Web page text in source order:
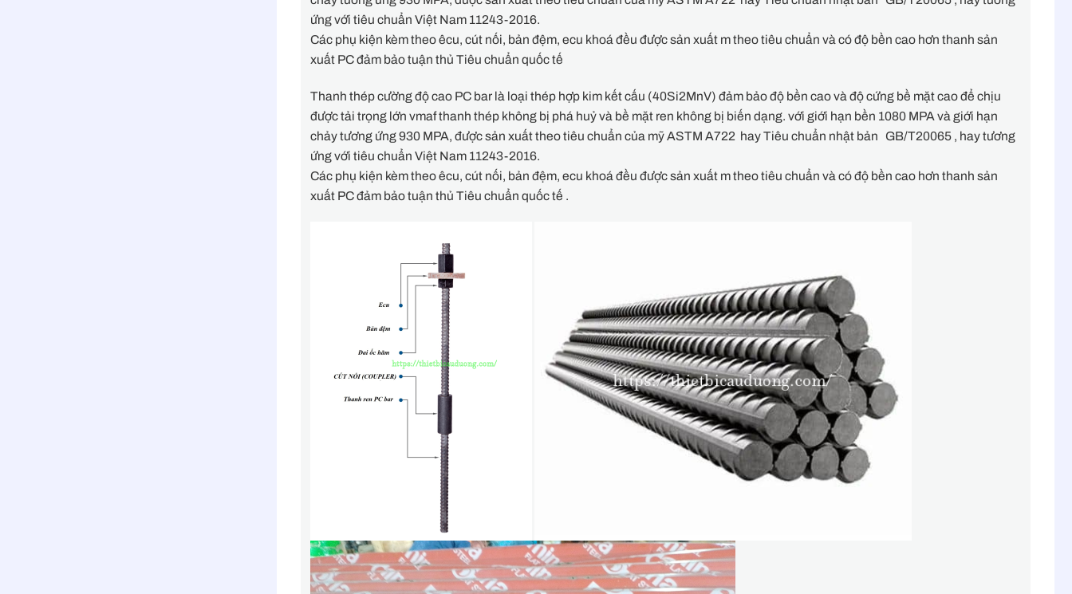
ứng với tiêu chuẩn Việt Nam 11243-2016.
Các phụ kiện kèm theo êcu, cút nối, bản đệm, ecu khoá đều được sản xuất m theo tiêu chuẩn và có độ bền cao hơn thanh sản
xuất PC đảm bảo tuận thủ Tiêu chuẩn quốc tế
Thanh thép cường độ cao PC bar là loại thép hợp kim kết cấu (40Si2MnV) đảm bảo độ bền cao và độ cứng bề mặt cao để chịu
được tải trọng lớn vmaf thanh thép không bị phá huỷ và bề mặt ren không bị biến dạng. với giới hạn bền 1080 MPA và giới hạn
chảy tương ứng 930 MPA, được sản xuất theo tiêu chuẩn của mỹ ASTM A722 hay Tiêu chuẩn nhật bản GB/T20065 , hay tương
ứng với tiêu chuẩn Việt Nam 11243-2016.
Các phụ kiện kèm theo êcu, cút nối, bản đệm, ecu khoá đều được sản xuất m theo tiêu chuẩn và có độ bền cao hơn thanh sản
xuất PC đảm bảo tuận thủ Tiêu chuẩn quốc tế .